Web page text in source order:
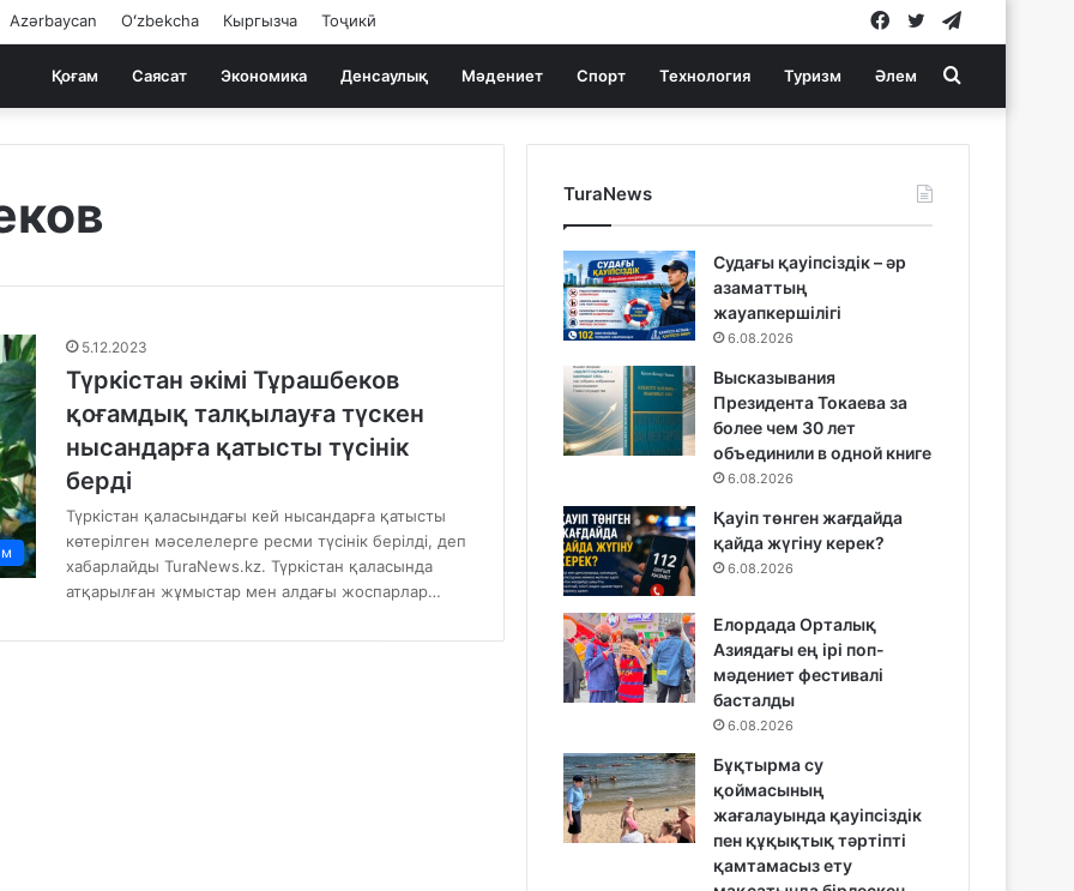
Azərbaycan Oʻzbekcha Кыргызча Тоҷикӣ Twitter
Facebook
Қоғам Саясат Экономика Денсаулық Мәдениет Спорт Технология Туризм Әлем Search
for
5.12.2023
Түркістан әкімі Тұрашбеков
қоғамдық талқылауға түскен
нысандарға қатысты түсінік
берді
Түркістан қаласындағы кей нысандарға қатысты
көтерілген мәселелерге ресми түсінік берілді, деп
хабарлайды TuraNews.kz. Түркістан қаласында
атқарылған жұмыстар мен алдағы жоспарлар…
TuraNews
Судағы қауіпсіздік – әр
азаматтың
жауапкершілігі
6.08.2026
Высказывания
Президента Токаева за
более чем 30 лет
объединили в одной книге
6.08.2026
Қауіп төнген жағдайда
қайда жүгіну керек?
6.08.2026
Елордада Орталық
Азиядағы ең ірі поп-
мәдениет фестивалі
басталды
6.08.2026
Бұқтырма су
қоймасының
жағалауында қауіпсіздік
пен құқықтық тәртіпті
қамтамасыз ету